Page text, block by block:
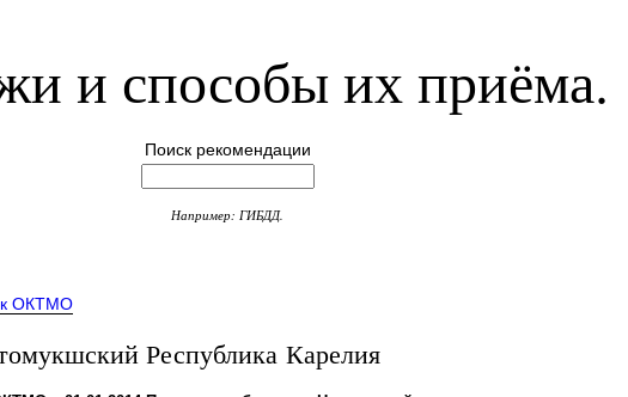
и способы их приёма.
Поиск рекомендации
Например: ГИБДД.
ОКТМО
Республика Карелия